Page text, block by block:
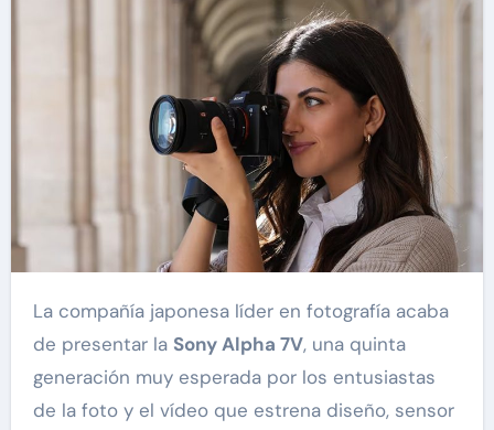
La compañía japonesa líder en fotografía acaba
de presentar la Sony Alpha 7V, una quinta
generación muy esperada por los entusiastas
de la foto y el vídeo que estrena diseño, sensor